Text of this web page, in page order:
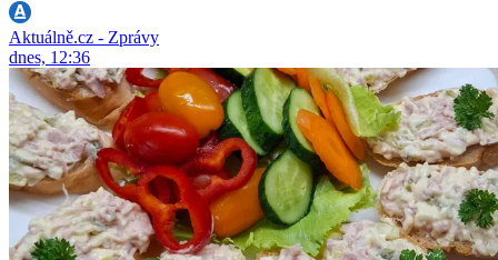
Aktuálně.cz - Zprávy
dnes, 12:36